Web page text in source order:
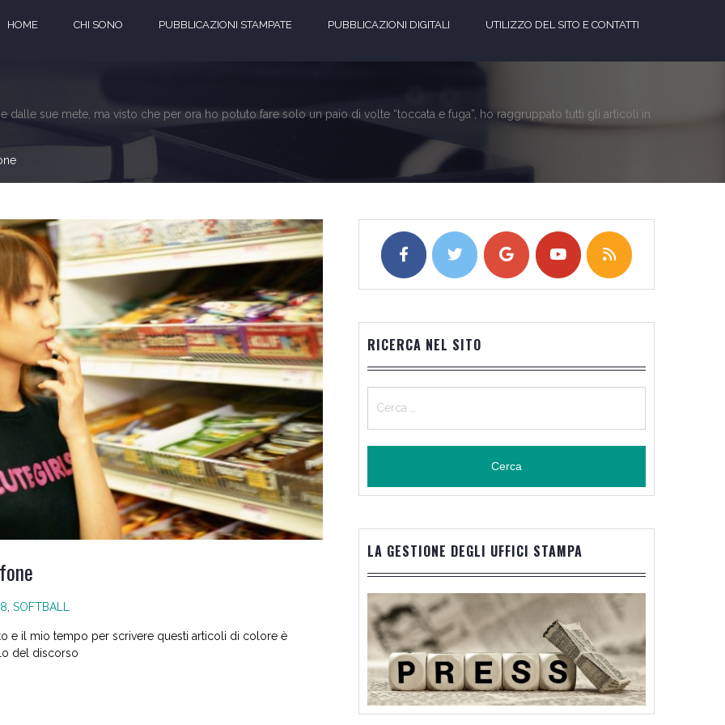
HOME CHI SONO PUBBLICAZIONI STAMPATE PUBBLICAZIONI DIGITALI UTILIZZO DEL SITO E CONTATTI
sue mete, ma visto che per ora ho potuto fare solo un paio di volte “toccata e fuga”, ho raggruppato tutti gli articoli in
, SOFTBALL
e il mio tempo per scrivere questi articoli di colore è
del discorso
RICERCA NEL SITO
per:
LA GESTIONE DEGLI UFFICI STAMPA